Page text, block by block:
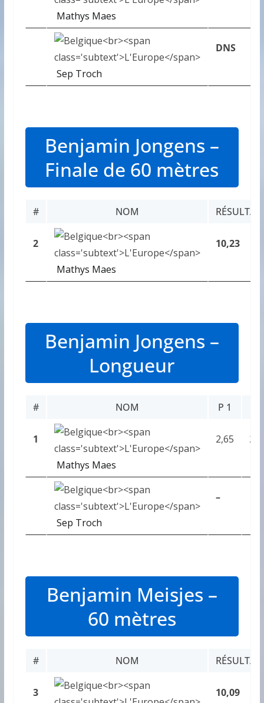
Mathys Maes
Sep Troch
DNS
Benjamin Jongens –
Finale de 60 mètres
# NOM RÉSULTAT
2
Mathys Maes
10,23
Benjamin Jongens –
Longueur
# NOM P 1
1
Mathys Maes
2,65
Sep Troch
–
Benjamin Meisjes –
60 mètres
# NOM RÉSULTAT
3
10,09